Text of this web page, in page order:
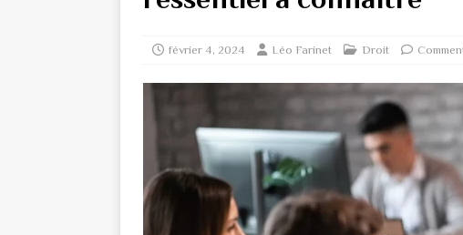
février 4, 2024 Léo Farinet Droit